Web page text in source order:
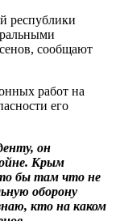
республики
сообщают
работ на
его
он
Крым
бы там что не
оборону
кто на каком